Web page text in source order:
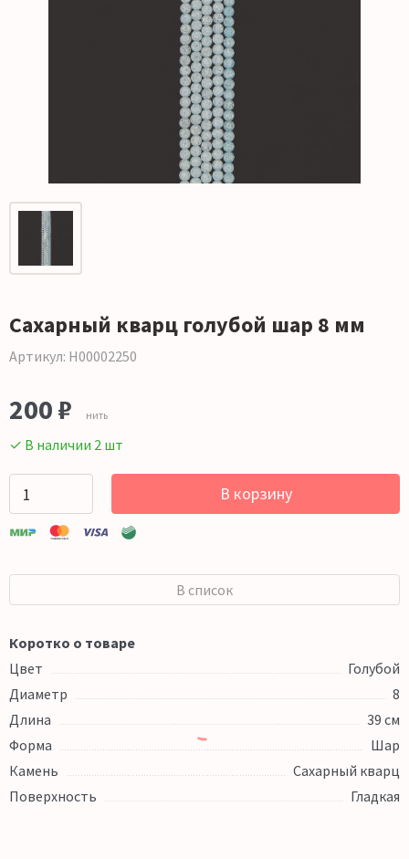
Сахарный кварц голубой шар 8 мм
Артикул: Н00002250
200 ₽ нить
✓ В наличии 2 шт
В корзину
В список
Коротко о товаре
Цвет
Голубой
Диаметр
8
Длина
39 см
Форма
Шар
Камень
Сахарный кварц
Поверхность
Гладкая